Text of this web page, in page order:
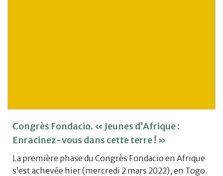
Congrès Fondacio. « Jeunes d’Afrique :
Enracinez-vous dans cette terre ! »
La première phase du Congrès Fondacio en Afrique
s’est achevée hier (mercredi 2 mars 2022), en Togo.